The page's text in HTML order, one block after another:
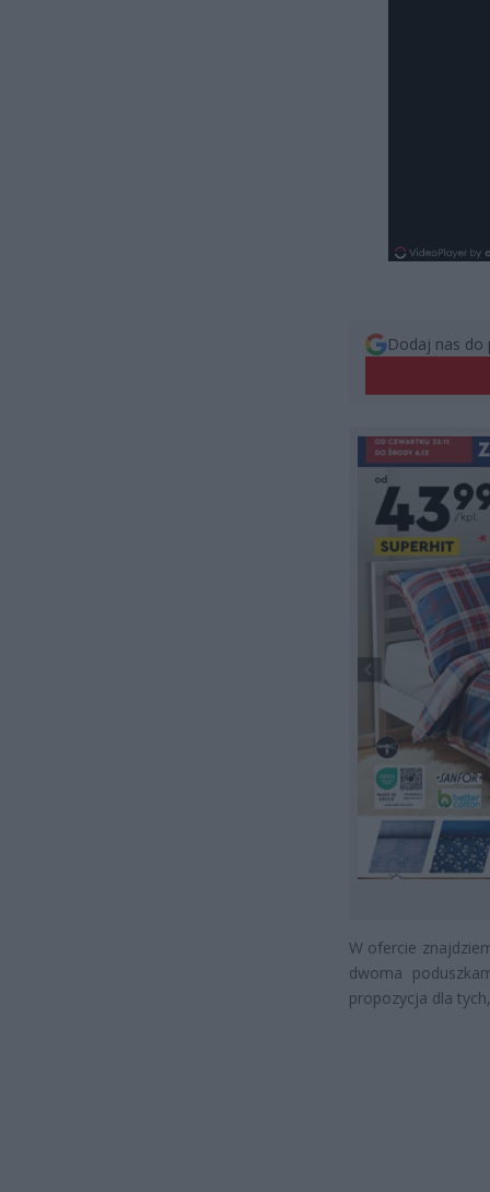
Dodaj nas do
W ofercie
dwoma
propozycja dla